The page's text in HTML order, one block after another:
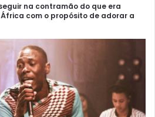
na contramão do que era
com o propósito de adorar a